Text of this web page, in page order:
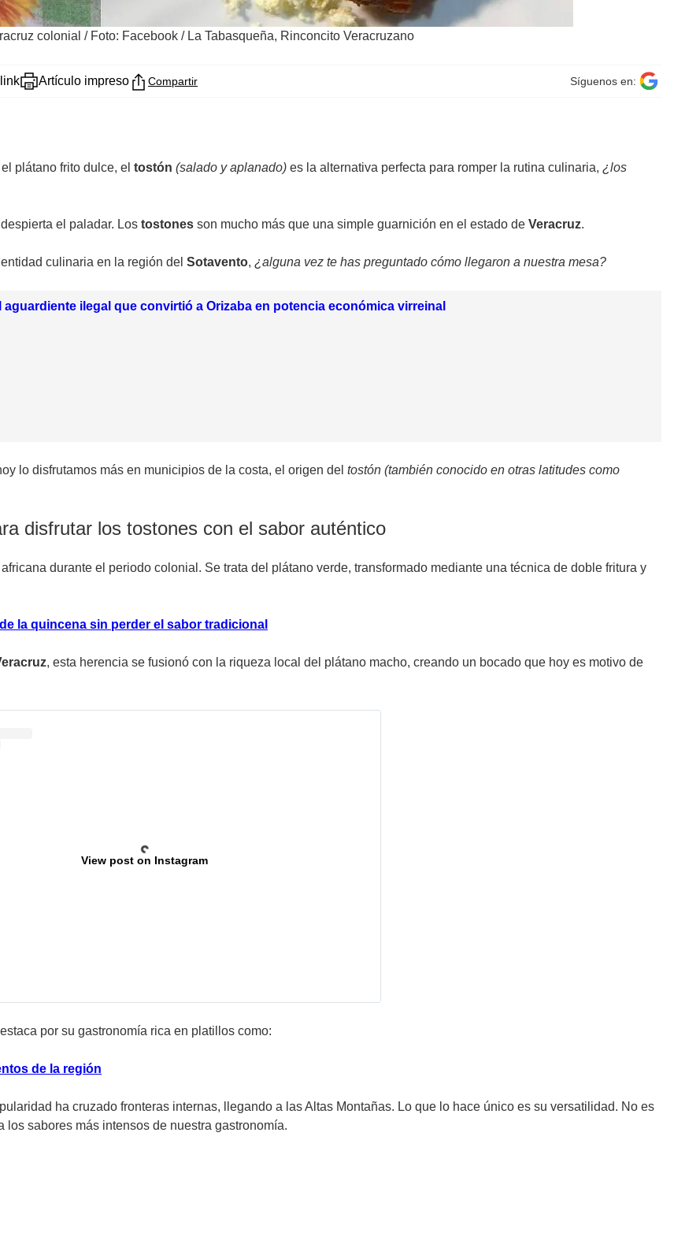
colonial / Foto: Facebook / La Tabasqueña, Rinconcito Veracruzano
Artículo impreso Compartir Síguenos en:
plátano frito dulce, el tostón (salado y aplanado) es la alternativa perfecta para romper la rutina culinaria, ¿los
el paladar. Los tostones son mucho más que una simple guarnición en el estado de Veracruz.
culinaria en la región del Sotavento, ¿alguna vez te has preguntado cómo llegaron a nuestra mesa?
aguardiente ilegal que convirtió a Orizaba en potencia económica virreinal
lo disfrutamos más en municipios de la costa, el origen del tostón (también conocido en otras latitudes como
disfrutar los tostones con el sabor auténtico
durante el periodo colonial. Se trata del plátano verde, transformado mediante una técnica de doble fritura y
la quincena sin perder el sabor tradicional
, esta herencia se fusionó con la riqueza local del plátano macho, creando un bocado que hoy es motivo de
View post on Instagram
por su gastronomía rica en platillos como:
de la región
ha cruzado fronteras internas, llegando a las Altas Montañas. Lo que lo hace único es su versatilidad. No es
sabores más intensos de nuestra gastronomía.